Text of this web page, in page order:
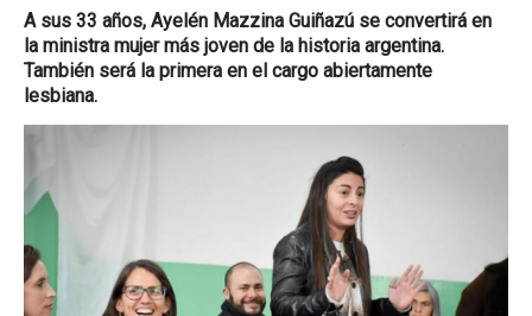
A sus 33 años, Ayelén Mazzina Guiñazú se convertirá en
la ministra mujer más joven de la historia argentina.
También será la primera en el cargo abiertamente
lesbiana.